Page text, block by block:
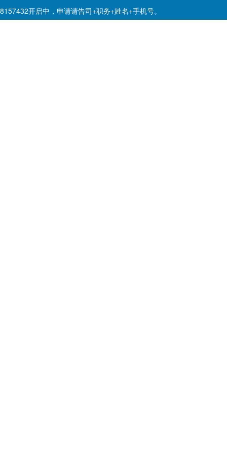
8157432开启中，申请请告司+职务+姓名+手机号。